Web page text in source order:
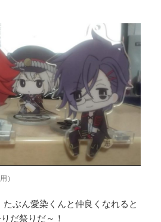
）
ぶん愛染くんと仲良くなれると
だ祭りだ～！